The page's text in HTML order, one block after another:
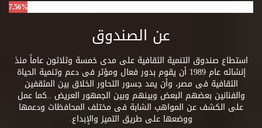
7.56%
عن الصندوق
استطاع صندوق التنمية الثقافية على مدى خمسة وثلاثون عاماً منذ
إنشائه عام 1989 أن يقوم بدور فعال ومؤثر فى دعم وتنمية الحياة
الثقافية فى مصر، وأن يمد جسور التحاور الخلاق بين المثقفين
والفنانين بعضهم البعض وبينهم وبين الجمهور العريض ..كما عمل
على الكشف عن المواهب الشابة فى مختلف المحافظات ودعمها
ووضعها على طريق التميز والإبداع.